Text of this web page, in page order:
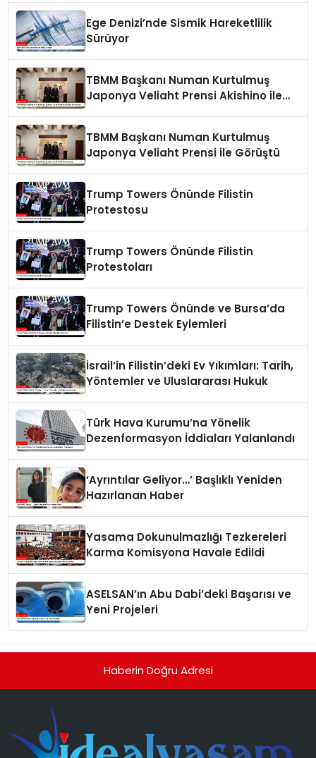
Ege Denizi’nde Sismik Hareketlilik
Sürüyor
TBMM Başkanı Numan Kurtulmuş
Japonya Veliaht Prensi Akishino ile
TBMM Başkanı Numan Kurtulmuş
Japonya Veliaht Prensi ile Görüştü
Trump Towers Önünde Filistin
Protestosu
Trump Towers Önünde Filistin
Protestoları
Trump Towers Önünde ve Bursa’da
Filistin’e Destek Eylemleri
İsrail’in Filistin’deki Ev Yıkımları: Tarih,
Yöntemler ve Uluslararası Hukuk
Türk Hava Kurumu’na Yönelik
Dezenformasyon İddiaları Yalanlandı
‘Ayrıntılar Geliyor…’ Başlıklı Yeniden
Hazırlanan Haber
Yasama Dokunulmazlığı Tezkereleri
Karma Komisyona Havale Edildi
ASELSAN’ın Abu Dabi’deki Başarısı ve
Yeni Projeleri
Haberin Doğru Adresi